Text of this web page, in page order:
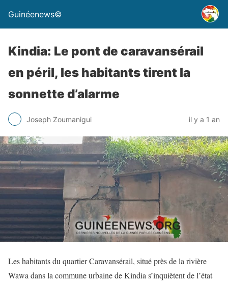
Guinéenews©
Kindia: Le pont de caravansérail
en péril, les habitants tirent la
sonnette d’alarme
Joseph Zoumanigui il y a 1 an
Les habitants du quartier Caravansérail, situé près de la rivière
Wawa dans la commune urbaine de Kindia s’inquiètent de l’état